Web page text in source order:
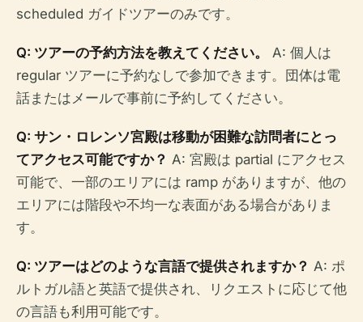
scheduled ガイドツアーのみです。
Q: ツアーの予約方法を教えてください。
A: 個人は
regular ツアーに予約なしで参加できます。団体は電
話またはメールで事前に予約してください。
Q: サン・ロレンソ宮殿は移動が困難な訪問者にとっ
てアクセス可能ですか？ A: 宮殿は partial にアクセス
可能で、一部のエリアには ramp がありますが、他の
エリアには階段や不均一な表面がある場合がありま
す。
Q: ツアーはどのような言語で提供されますか？ A: ポ
ルトガル語と英語で提供され、リクエストに応じて他
の言語も利用可能です。